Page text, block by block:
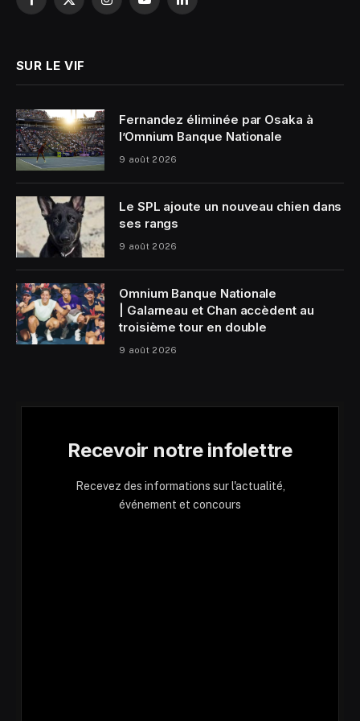
Facebook
X
InstagramYouTubeLinkedIn
SUR LE VIF
Fernandez éliminée par Osaka à
l’Omnium Banque Nationale
9 août 2026
Le SPL ajoute un nouveau chien dans
ses rangs
9 août 2026
Omnium Banque Nationale
| Galarneau et Chan accèdent au
troisième tour en double
9 août 2026
Recevoir notre infolettre
Recevez des informations sur l'actualité,
événement et concours